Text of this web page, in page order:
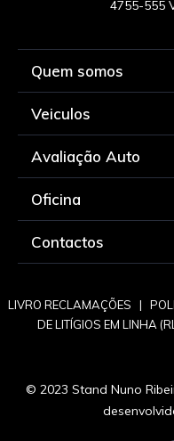
Quem somos
Veiculos
Avaliação Auto
Oficina
Contactos
LIVRO RECLAMAÇÕES |
DE LITÍGIOS EM LINHA
© 2023 Stand Nuno